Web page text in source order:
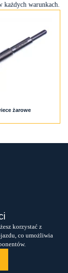
każdych warunkach.
żarowe
korzystać z
co umożliwia